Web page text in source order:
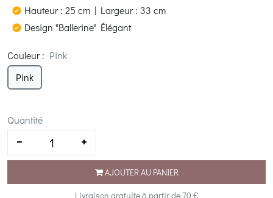
Hauteur : 25 cm | Largeur : 33 cm
Design "Ballerine" Élégant
Couleur : Pink
Pink
Quantité
AJOUTER AU PANIER
Livraison gratuite à partir de 70 €